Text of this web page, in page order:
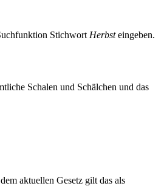
Stichwort Herbsteingeben.
Schalen und Schälchen und das
aktuellen Gesetz gilt das als